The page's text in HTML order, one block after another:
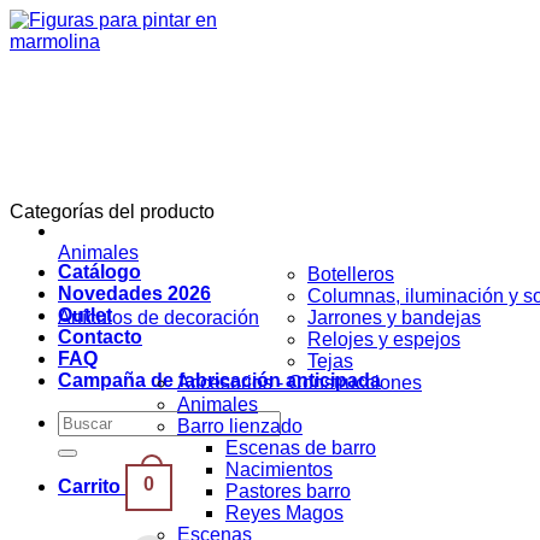
Saltar
al
Catálogo
Novedades 2026
Outlet
Contacto
FAQ
Campaña de fabricación anticipada
Buscar
por:
Carrito 0
Categorías del producto
Animales
Artículos de decoración
Botelleros
Columnas, iluminación y
Jarrones y bandejas
Relojes y espejos
Tejas
Accesorios - Construcciones
Animales
Barro lienzado
Escenas de barro
Nacimientos
Pastores barro
Reyes Magos
Escenas